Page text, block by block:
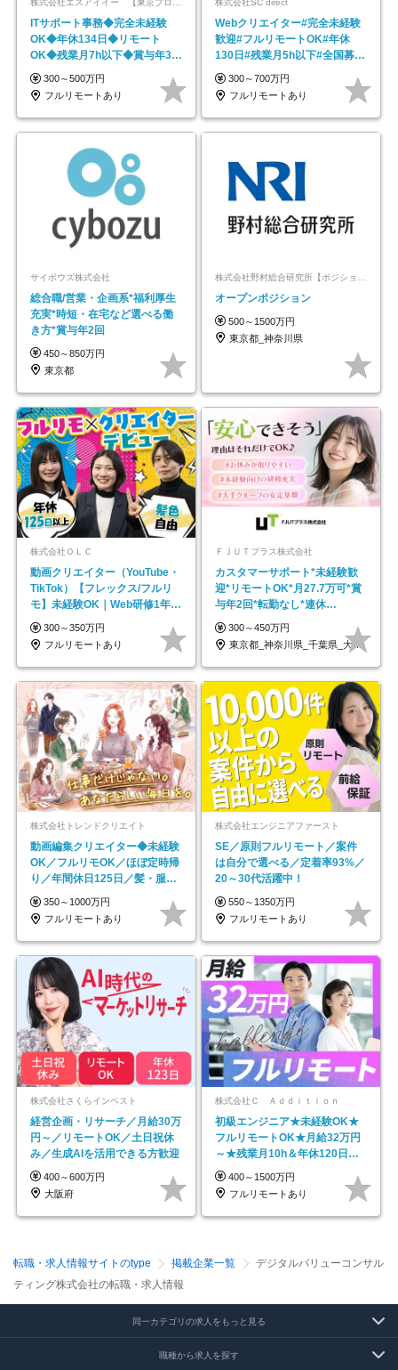
ITサポート事務◆完全未経験
OK◆年休134日◆リモート
OK◆残業月7h以下◆賞与年3回
◆5年目まで必ず昇給
300～500万円
フルリモートあり
株式会社SC direct
Webクリエイター#完全未経験
歓迎#フルリモートOK#年休
130日#残業月5h以下#全国募集
#最大1年の研修
300～700万円
フルリモートあり
サイボウズ株式会社
総合職/営業・企画系*福利厚生
充実*時短・在宅など選べる働
き方*賞与年2回
450～850万円
東京都
オープンポジション
500～1500万円
東京都_神奈川県
株式会社ＯＬＣ
動画クリエイター（YouTube・
TikTok）【フレックス/フルリ
モ】未経験OK｜Web研修1年間
｜副業OK
300～350万円
フルリモートあり
ＦＪＵＴプラス株式会社
カスタマーサポート*未経験歓
迎*リモートOK*月27.7万可*賞
与年2回*転勤なし*連休
OK/ZE010232
300～450万円
東京都_神奈川県_千葉県_大阪府_愛知県…
株式会社トレンドクリエイト
動画編集クリエイター◆未経験
OK／フルリモOK／ほぼ定時帰
り／年間休日125日／髪・服・
ネイル自由／副業OK
350～1000万円
フルリモートあり
株式会社エンジニアファースト
SE／原則フルリモート／案件
は自分で選べる／定着率93%／
20～30代活躍中！
550～1350万円
フルリモートあり
株式会社さくらインベスト
経営企画・リサーチ／月給30万
円～／リモートOK／土日祝休
み／生成AIを活用できる方歓迎
400～600万円
大阪府
株式会社Ｃ Ａｄｄｉｔｉｏｎ
初級エンジニア★未経験OK★
フルリモートOK★月給32万円
～★残業月10h＆年休120日以
上★副業可
400～1500万円
フルリモートあり
転職・求人情報サイトのtype 掲載企業一覧
デジタルバリューコンサル
ティング株式会社の転職・求人情報
同一カテゴリの求人をもっと見る
職種から求人を探す